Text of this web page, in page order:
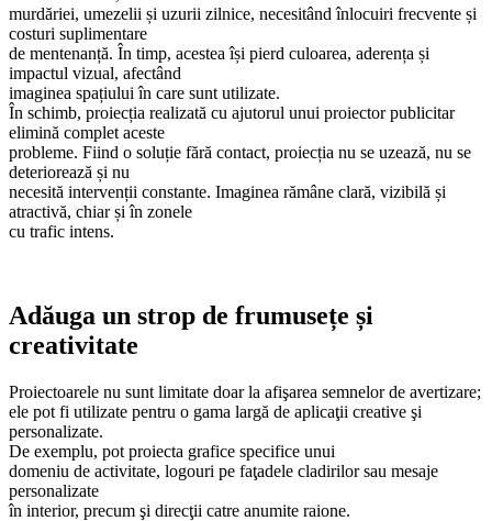
murdăriei, umezelii și uzurii zilnice, necesitând înlocuiri frecvente și
costuri suplimentare
de mentenanță. În timp, acestea își pierd culoarea, aderența și
impactul vizual, afectând
imaginea spațiului în care sunt utilizate.
În schimb, proiecția realizată cu ajutorul unui proiector publicitar
elimină complet aceste
probleme. Fiind o soluție fără contact, proiecția nu se uzează, nu se
deteriorează și nu
necesită intervenții constante. Imaginea rămâne clară, vizibilă și
atractivă, chiar și în zonele
cu trafic intens.
Adăuga un strop de frumusețe și
creativitate
Proiectoarele nu sunt limitate doar la afişarea semnelor de avertizare;
ele pot fi utilizate pentru o gama largă de aplicaţii creative şi
personalizate.
De exemplu, pot proiecta grafice specifice unui
domeniu de activitate, logouri pe faţadele cladirilor sau mesaje
personalizate
în interior, precum şi direcţii catre anumite raione.